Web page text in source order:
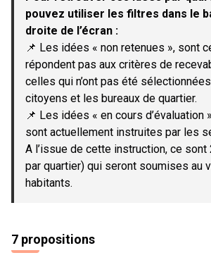
pouvez utiliser les filtres dans le
droite de l’écran :
📌 Les idées « non retenues », sont
répondent pas aux critères de
celles qui n’ont pas été
citoyens et les bureaux de quartier.
📌 Les idées « en cours d’évaluation
sont actuellement instruites par les
A l’issue de cette instruction, ce
par quartier) qui seront soumises au
habitants.
7 propositions